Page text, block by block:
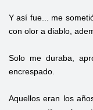
Y así fue... me
con olor a diablo,
Solo me duraba,
encrespado.
Aquellos eran los